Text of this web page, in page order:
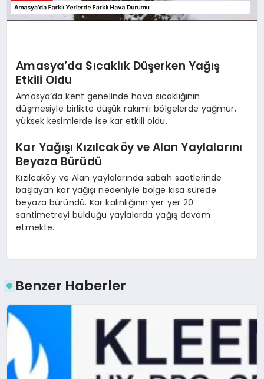
Amasya’da Sıcaklık Düşerken Yağış
Etkili Oldu
Amasya’da kent genelinde hava sıcaklığının
düşmesiyle birlikte düşük rakımlı bölgelerde yağmur,
yüksek kesimlerde ise kar etkili oldu.
Kar Yağışı Kızılcaköy ve Alan Yaylalarını
Beyaza Bürüdü
Kızılcaköy ve Alan yaylalarında sabah saatlerinde
başlayan kar yağışı nedeniyle bölge kısa sürede
beyaza büründü. Kar kalınlığının yer yer 20
santimetreyi bulduğu yaylalarda yağış devam
etmekte.
Benzer Haberler